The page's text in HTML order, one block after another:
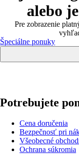
alebo
Pre zobrazenie
Špeciálne ponuky
Potrebujete
Cena doručenia
Bezpečnosť pri
Všeobecné
Ochrana súkromia